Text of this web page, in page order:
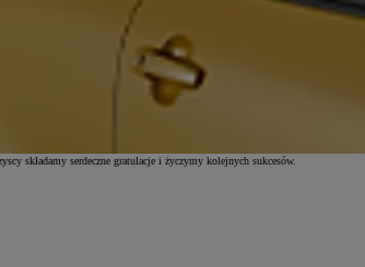
Przedsiębiorczości.
Jest to bardzo prestiżowa nagroda, którą Północna
odbyła się w dniu 13-go marca br. w Hotelu Radisson Blu w
nagroda ma tym bardziej szczególny charakter, gdyż w marcu br. Pan Jan
składamy serdeczne gratulacje i życzymy kolejnych sukcesów.